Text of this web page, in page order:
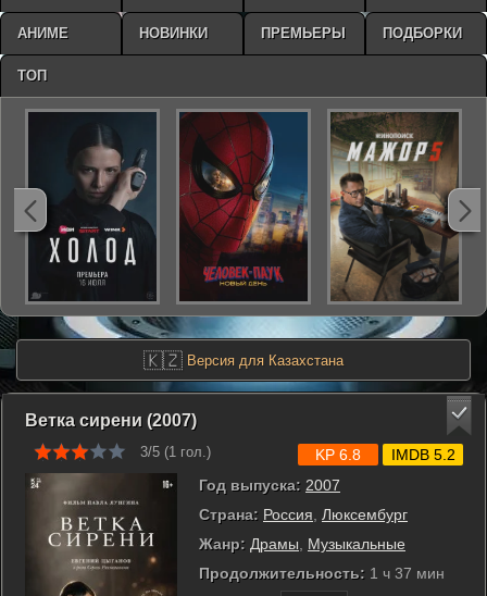
🇰🇿 Версия для Казахстана
Ветка сирени (2007)
3/5 (1 гол.)
Год выпуска: 2007
Страна: Россия
Люксембург
Жанр: Драмы
Музыкальные
Продолжительность: 1 ч 37 мин
KP 6.8 IMDB 5.2
АНИМЕ НОВИНКИ ПРЕМЬЕРЫ ПОДБОРКИ
ТОП